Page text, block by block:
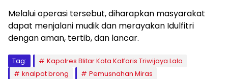
Melalui operasi tersebut, diharapkan masyarakat
dapat menjalani mudik dan merayakan Idulfitri
dengan aman, tertib, dan lancar.
Tag:
Kapolres Blitar Kota Kalfaris Triwijaya Lalo
knalpot brong
Pemusnahan Miras